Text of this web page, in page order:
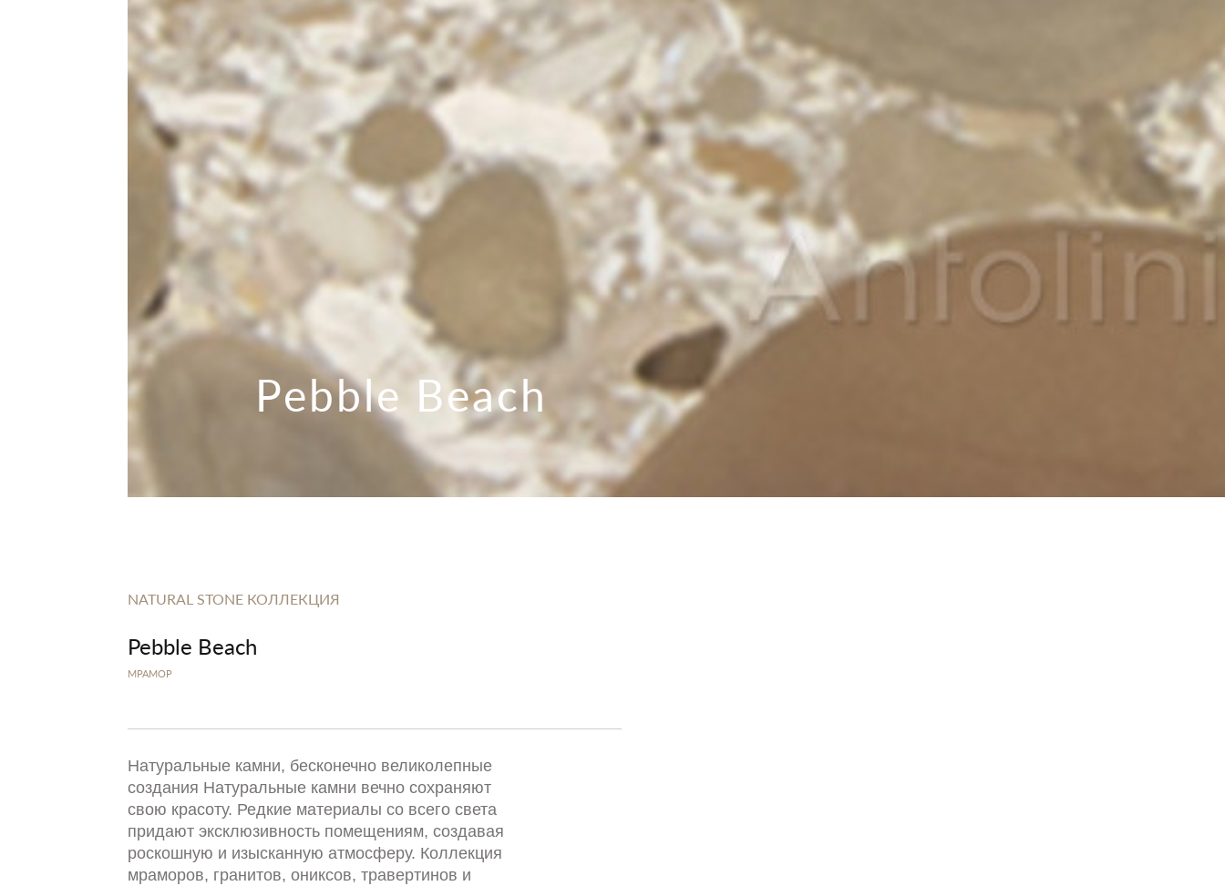
Pebble Beach
NATURAL STONE КОЛЛЕКЦИЯ
Pebble Beach
МРАМОР
Натуральные камни, бесконечно великолепные
создания Натуральные камни вечно сохраняют
свою красоту. Редкие материалы со всего света
придают эксклюзивность помещениям, создавая
роскошную и изысканную атмосферу. Коллекция
мраморов, гранитов, ониксов, травертинов и